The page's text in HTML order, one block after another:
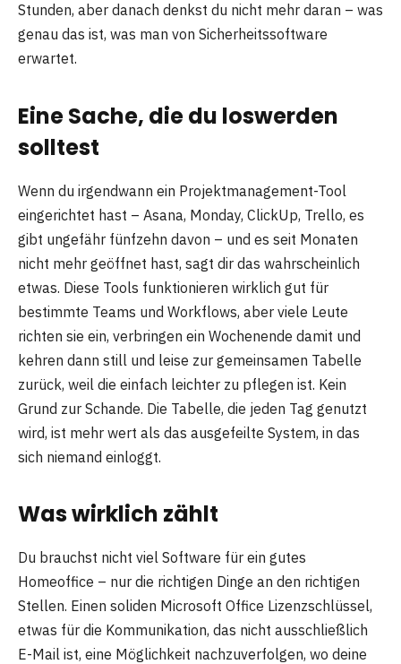
Stunden, aber danach denkst du nicht mehr daran – was
genau das ist, was man von Sicherheitssoftware
erwartet.
Eine Sache, die du loswerden
solltest
Wenn du irgendwann ein Projektmanagement-Tool
eingerichtet hast – Asana, Monday, ClickUp, Trello, es
gibt ungefähr fünfzehn davon – und es seit Monaten
nicht mehr geöffnet hast, sagt dir das wahrscheinlich
etwas. Diese Tools funktionieren wirklich gut für
bestimmte Teams und Workflows, aber viele Leute
richten sie ein, verbringen ein Wochenende damit und
kehren dann still und leise zur gemeinsamen Tabelle
zurück, weil die einfach leichter zu pflegen ist. Kein
Grund zur Schande. Die Tabelle, die jeden Tag genutzt
wird, ist mehr wert als das ausgefeilte System, in das
sich niemand einloggt.
Was wirklich zählt
Du brauchst nicht viel Software für ein gutes
Homeoffice – nur die richtigen Dinge an den richtigen
Stellen. Einen soliden Microsoft Office Lizenzschlüssel,
etwas für die Kommunikation, das nicht ausschließlich
E-Mail ist, eine Möglichkeit nachzuverfolgen, wo deine